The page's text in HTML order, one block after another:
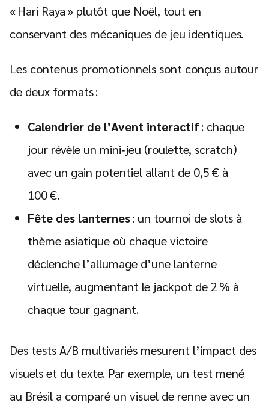
« Hari Raya » plutôt que Noël, tout en
conservant des mécaniques de jeu identiques.
Les contenus promotionnels sont conçus autour
de deux formats :
Calendrier de l’Avent interactif: chaque
jour révèle un mini‑jeu (roulette, scratch)
avec un gain potentiel allant de 0,5 € à
100 €.
Fête des lanternes: un tournoi de slots à
thème asiatique où chaque victoire
déclenche l’allumage d’une lanterne
virtuelle, augmentant le jackpot de 2 % à
chaque tour gagnant.
Des tests A/B multivariés mesurent l’impact des
visuels et du texte. Par exemple, un test mené
au Brésil a comparé un visuel de renne avec un